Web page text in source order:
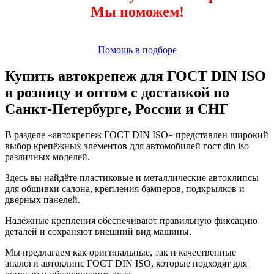
Мы поможем!
Помощь в подборе
Купить автокрепеж для ГОСТ DIN ISO
в розницу и оптом с доставкой по
Санкт-Петербурге, России и СНГ
В разделе «автокрепеж ГОСТ DIN ISO» представлен широкий
выбор крепёжных элементов для автомобилей гост din iso
различных моделей.
Здесь вы найдёте пластиковые и металлические автоклипсы
для обшивки салона, крепления бамперов, подкрылков и
дверных панелей.
Надёжные крепления обеспечивают правильную фиксацию
деталей и сохраняют внешний вид машины.
Мы предлагаем как оригинальные, так и качественные
аналоги автоклипс ГОСТ DIN ISO, которые подходят для